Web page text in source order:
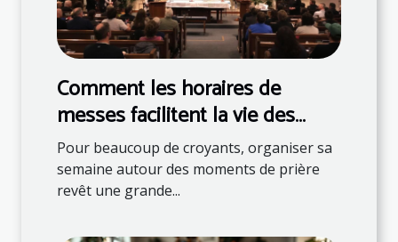
Comment les horaires de
messes facilitent la vie des
fidèles ?
Pour beaucoup de croyants, organiser sa
semaine autour des moments de prière
revêt une grande...